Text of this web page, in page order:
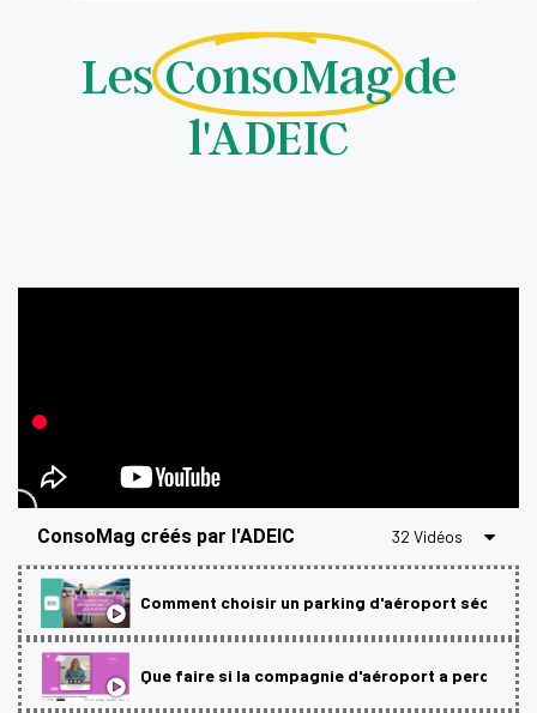
LesConsoMagde
l'ADEIC
ConsoMag créés par l'ADEIC 32 Vidéos
Comment choisir un parking d'aéroport sécurisé
Que faire si la compagnie d'aéroport a perdu